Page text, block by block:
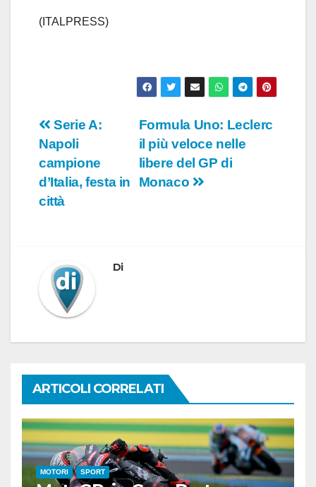
(ITALPRESS)
Navigazione
articoli
Formula Uno: Leclerc
il più veloce nelle
libere del GP di
Monaco
Serie A:
Napoli
campione
d’Italia, festa in
città
Di
ARTICOLI CORRELATI
MOTORI SPORT